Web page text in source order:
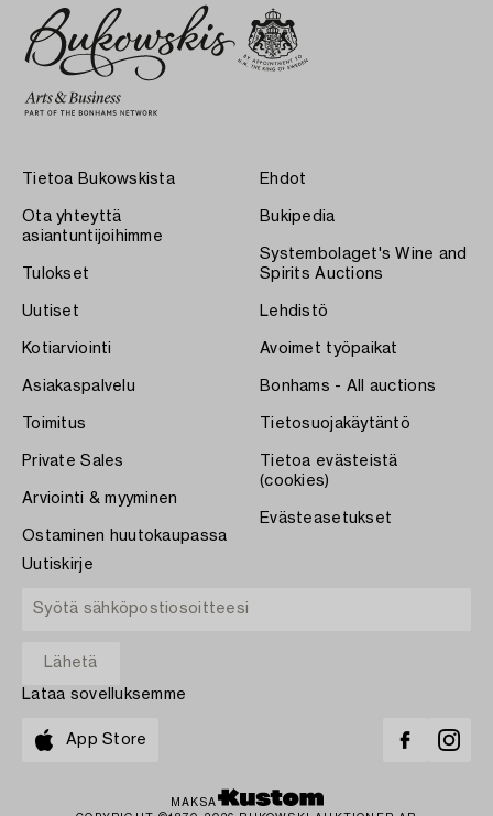
Tietoa Bukowskista
Ota yhteyttä
asiantuntijoihimme
Tulokset
Uutiset
Kotiarviointi
Asiakaspalvelu
Toimitus
Private Sales
Arviointi & myyminen
Ostaminen huutokaupassa
Ehdot
Bukipedia
Systembolaget's Wine and
Spirits Auctions
Lehdistö
Avoimet työpaikat
Bonhams - All auctions
Tietosuojakäytäntö
Tietoa evästeistä
(cookies)
Evästeasetukset
Uutiskirje
Lataa sovelluksemme
App Store
MAKSA